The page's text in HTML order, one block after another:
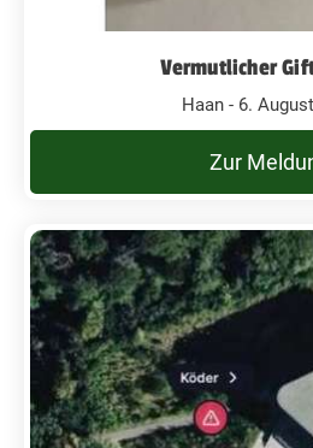
Vermutlicher
Haan - 6.
Zur